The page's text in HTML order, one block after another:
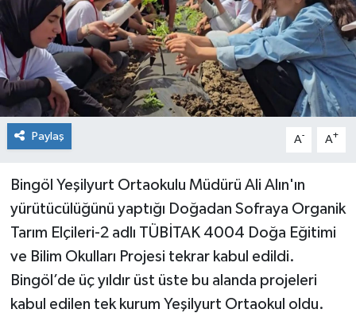
Paylaş A- A+
Bingöl Yeşilyurt Ortaokulu Müdürü Ali Alın'ın
yürütücülüğünü yaptığı Doğadan Sofraya Organik
Tarım Elçileri-2 adlı TÜBİTAK 4004 Doğa Eğitimi
ve Bilim Okulları Projesi tekrar kabul edildi.
Bingöl’de üç yıldır üst üste bu alanda projeleri
kabul edilen tek kurum Yeşilyurt Ortaokul oldu.
RESMİ İLANLAR
SAĞLIK
SİYASET
SOLHAN
SPOR
YEDİSU